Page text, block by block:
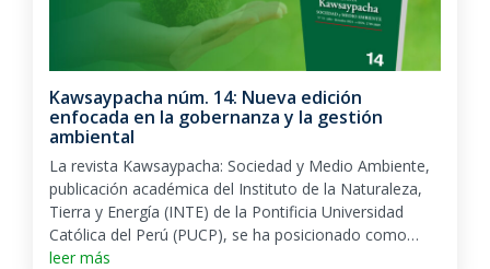
Kawsaypacha núm. 14: Nueva edición
enfocada en la gobernanza y la gestión
ambiental
La revista Kawsaypacha: Sociedad y Medio Ambiente,
publicación académica del Instituto de la Naturaleza,
Tierra y Energía (INTE) de la Pontificia Universidad
Católica del Perú (PUCP), se ha posicionado como…
leer más